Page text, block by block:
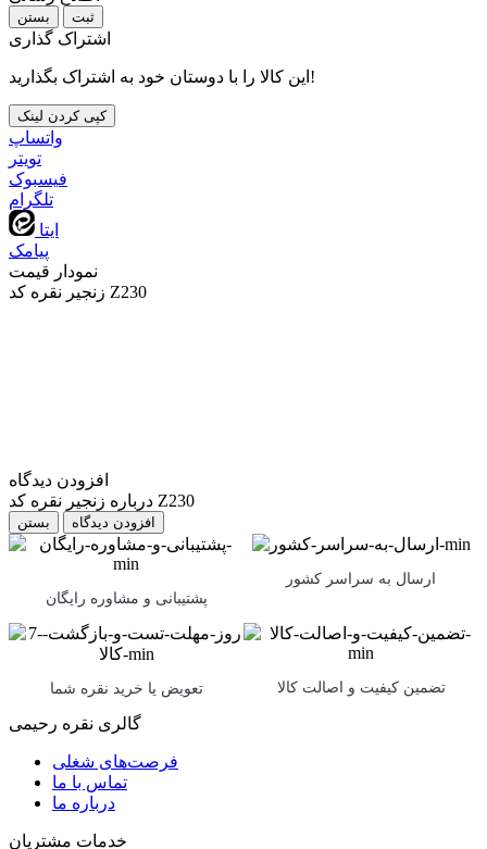
بستن
اشتراک گذاری
این کالا را با دوستان خود به اشتراک بگذارید!
کپی کردن لینک
واتساپ
تويتر
فیسبوک
تلگرام
ایتا
پیامک
نمودار قیمت
زنجیر نقره کد Z230
افزودن دیدگاه
درباره زنجیر نقره کد Z230
بستن
پشتیبانی و مشاوره رایگان
ارسال به سراسر کشور
تعویض یا خرید نقره شما تضمین کیفیت و اصالت کالا
گالری نقره رحیمی
فرصت‌های شغلی
تماس با ما
درباره ما
خدمات مشتریان